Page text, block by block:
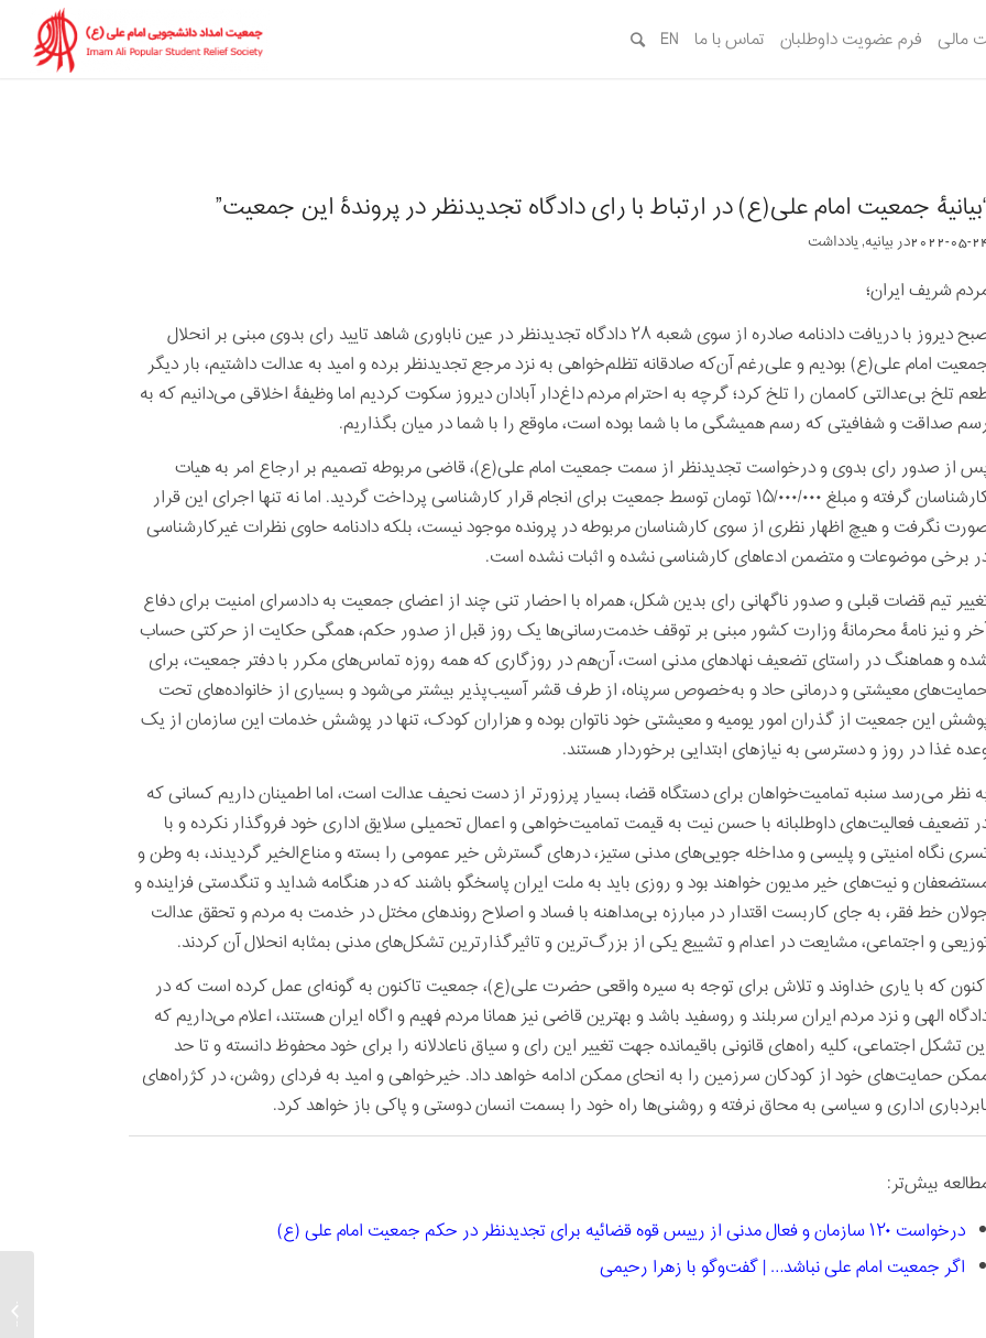
مالی فرم عضویت داوطلبان تماس با ما EN
جمعیت امام علی(ع) در ارتباط با رای دادگاه تجدیدنظر در پروندۀ این جمعیت”
2022-05-دربیانیه,یادداشت‌‌‌‌‌‌‌
شریف ایران؛
صبح دیروز با دریافت دادنامه صادره از سوی شعبه ۲۸ دادگاه تجدیدنظر در عین ناباوری شاهد تایید رای بدوی مبنی بر انحلال
امام علی(ع) بودیم و علی‌رغم آن‌که صادقانه تظلم‌خواهی به نزد مرجع تجدیدنظر برده و امید به عدالت داشتیم، بار دیگر
تلخ بی‌عدالتی کاممان را تلخ کرد؛ گرچه به احترام مردم داغ‌دار آبادان دیروز سکوت کردیم اما وظیفۀ اخلاقی می‌دانیم که به
صداقت و شفافیتی که رسم همیشگی ما با شما بوده است، ماوقع را با شما در میان بگذاریم.
از صدور رای بدوی و درخواست تجدیدنظر از سمت جمعیت امام علی(ع)، قاضی مربوطه تصمیم بر ارجاع امر به هیات
کارشناسان گرفته و مبلغ ۱۵/۰۰۰/۰۰۰ تومان توسط جمعیت برای انجام قرار کارشناسی پرداخت گردید. اما نه تنها اجرای این قرار
نگرفت و هیچ اظهار نظری از سوی کارشناسان مربوطه در پرونده موجود نیست، بلکه دادنامه حاوی نظرات غیرکارشناسی
برخی موضوعات و متضمن ادعاهای کارشناسی نشده و اثبات نشده است.
تیم قضات قبلی و صدور ناگهانی رای بدین شکل، همراه با احضار تنی چند از اعضای جمعیت به دادسرای امنیت برای دفاع
و نیز نامۀ محرمانۀ وزارت کشور مبنی بر توقف خدمت‌رسانی‌ها یک روز قبل از صدور حکم، همگی حکایت از حرکتی حساب
و هماهنگ در راستای تضعیف نهادهای مدنی است، آن‌هم در روزگاری که همه روزه تماس‌های مکرر با دفتر جمعیت، برای
معیشتی و درمانی حاد و به‌خصوص سرپناه، از طرف قشر آسیب‌پذیر بیشتر می‌شود و بسیاری از خانواده‌های تحت
این جمعیت از گذران امور یومیه و معیشتی خود ناتوان بوده و هزاران کودک، تنها در پوشش خدمات این سازمان از یک
غذا در روز و دسترسی به نیازهای ابتدایی برخوردار هستند.
نظر می‌رسد سنبه تمامیت‌خواهان برای دستگاه قضا، بسیار پرزورتر از دست نحیف عدالت است، اما اطمینان داریم کسانی که
تضعیف فعالیت‌های داوطلبانه با حسن نیت به قیمت تمامیت‌خواهی و اعمال تحمیلی سلایق اداری خود فروگذار نکرده و با
نگاه امنیتی و پلیسی و مداخله‌ جویی‌های مدنی ستیز، درهای گسترش خیر عمومی را بسته و مناع‌الخیر گردیدند، به وطن و
و نیت‌های خیر مدیون خواهند بود و روزی باید به ملت ایران پاسخگو باشند که در هنگامه شداید و تنگدستی فزاینده و
خط فقر، به جای کاربست اقتدار در مبارزه بی‌مداهنه با فساد و اصلاح روندهای مختل در خدمت به مردم و تحقق عدالت
و اجتماعی، مشایعت در اعدام و تشییع یکی از بزرگ‌ترین و تاثیرگذارترین تشکل‌های مدنی بمثابه انحلال آن کردند.
که با یاری خداوند و تلاش برای توجه به سیره واقعی حضرت علی(ع)، جمعیت تاکنون به ‌گونه‌ای عمل کرده است که در
الهی و نزد مردم ایران سربلند و روسفید باشد و بهترین قاضی نیز همانا مردم فهیم و اگاه ایران هستند، اعلام می‌داریم که
تشکل اجتماعی، کلیه راه‌های قانونی باقیمانده جهت تغییر این رای و سیاق ناعادلانه را برای خود محفوظ دانسته و تا حد
حمایت‌های خود از کودکان سرزمین را به انحای ممکن ادامه خواهد داد. خیرخواهی و امید به فردای روشن، در کژراه‌های
اداری و سیاسی به محاق نرفته و روشنی‌ها راه خود را بسمت انسان دوستی و پاکی باز خواهد کرد.
بیش‌تر:
درخواست ۱۲۰ سازمان و فعال مدنی از رییس قوه قضائیه برای تجدیدنظر در حکم جمعیت امام علی (ع)
اگر جمعیت امام علی نباشد… | گفت‌وگو با زهرا رحیمی
به
کارگر